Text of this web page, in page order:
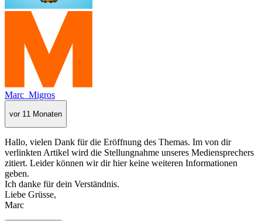
Marc_Migros
vor 11 Monaten
Hallo, vielen Dank für die Eröffnung des Themas. Im von dir
verlinkten Artikel wird die Stellungnahme unseres Mediensprechers
zitiert. Leider können wir dir hier keine weiteren Informationen
geben.
Ich danke für dein Verständnis.
Liebe Grüsse,
Marc